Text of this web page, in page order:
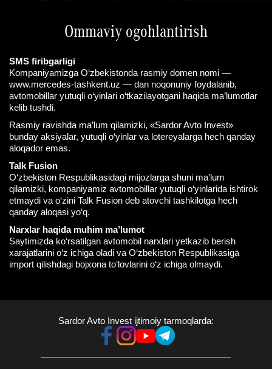
Ommaviy ogohlantirish
SMS firibgarligi
Kompaniyamizga O‘zbekistonda rasmiy domen nomi —
www.mercedes-tashkent.uz — dan noqonuniy foydalanib,
avtomobillar yutuqli o‘yinlari o‘tkazilayotgani haqida ma’lumotlar
kelib tushdi.
Rasmiy ravishda ma’lum qilamizki, «Sardor Avto Invest»
bunday aksiyalar, yutuqli o‘yinlar va lotereyalarga hech qanday
aloqador emas.
Talk Fusion
O‘zbekiston Respublikasidagi mijozlarga shuni ma’lum
qilamizki, kompaniyamiz avtomobillar yutuqli o‘yinlarida ishtirok
etmaydi va o‘zini Talk Fusion deb atovchi tashkilotga hech
qanday aloqasi yo‘q.
Narxlar haqida muhim ma’lumot
Saytimizda ko‘rsatilgan avtomobil narxlari yetkazib berish
xarajatlarini o‘z ichiga oladi va O‘zbekiston Respublikasiga
import qilishdagi bojxona to‘lovlarini o‘z ichiga olmaydi.
Sardor Avto Invest ijtimoiy tarmoqlarda: